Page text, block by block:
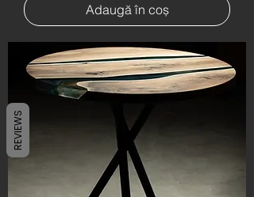
Adaugă în coș
REVIEWS